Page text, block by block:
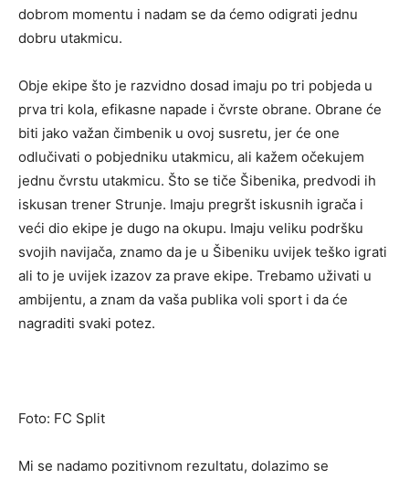
dobrom momentu i nadam se da ćemo odigrati jednu
dobru utakmicu.
Obje ekipe što je razvidno dosad imaju po tri pobjeda u
prva tri kola, efikasne napade i čvrste obrane. Obrane će
biti jako važan čimbenik u ovoj susretu, jer će one
odlučivati o pobjedniku utakmicu, ali kažem očekujem
jednu čvrstu utakmicu. Što se tiče Šibenika, predvodi ih
iskusan trener Strunje. Imaju pregršt iskusnih igrača i
veći dio ekipe je dugo na okupu. Imaju veliku podršku
svojih navijača, znamo da je u Šibeniku uvijek teško igrati
ali to je uvijek izazov za prave ekipe. Trebamo uživati u
ambijentu, a znam da vaša publika voli sport i da će
nagraditi svaki potez.
Foto: FC Split
Mi se nadamo pozitivnom rezultatu, dolazimo se